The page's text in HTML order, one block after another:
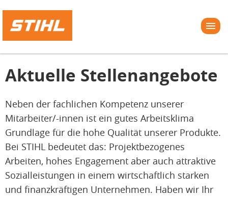
Aktuelle Stellenangebote
Neben der fachlichen Kompetenz unserer
Mitarbeiter/-innen ist ein gutes Arbeitsklima
Grundlage für die hohe Qualität unserer Produkte.
Bei STIHL bedeutet das: Projektbezogenes
Arbeiten, hohes Engagement aber auch attraktive
Sozialleistungen in einem wirtschaftlich starken
und finanzkräftigen Unternehmen. Haben wir Ihr